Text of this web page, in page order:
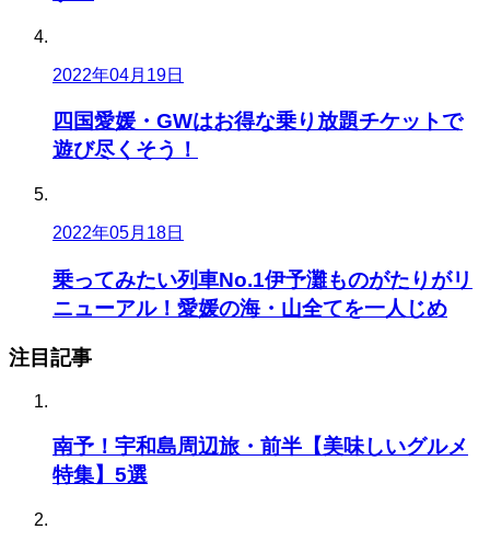
2022年04月19日
四国愛媛・GWはお得な乗り放題チケットで
遊び尽くそう！
2022年05月18日
乗ってみたい列車No.1伊予灘ものがたりがリ
ニューアル！愛媛の海・山全てを一人じめ
注目記事
南予！宇和島周辺旅・前半【美味しいグルメ
特集】5選